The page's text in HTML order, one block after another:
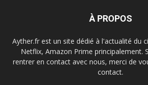
À PROPOS
Ayther.fr est un site dédié à l'actualité du
Netflix, Amazon Prime principalement.
rentrer en contact avec nous, merci de
contact.